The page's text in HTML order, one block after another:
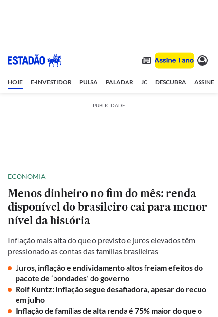
HOJE E-INVESTIDOR PULSA PALADAR JC DESCUBRA ASSINE
PUBLICIDADE
ECONOMIA
Menos dinheiro no fim do mês: renda
disponível do brasileiro cai para menor
nível da história
Inflação mais alta do que o previsto e juros elevados têm
pressionado as contas das famílias brasileiras
Juros, inflação e endividamento altos freiam efeitos do
pacote de ‘bondades’ do governo
Rolf Kuntz: Inflação segue desafiadora, apesar do recuo
em julho
Inflação de famílias de alta renda é 75% maior do que o